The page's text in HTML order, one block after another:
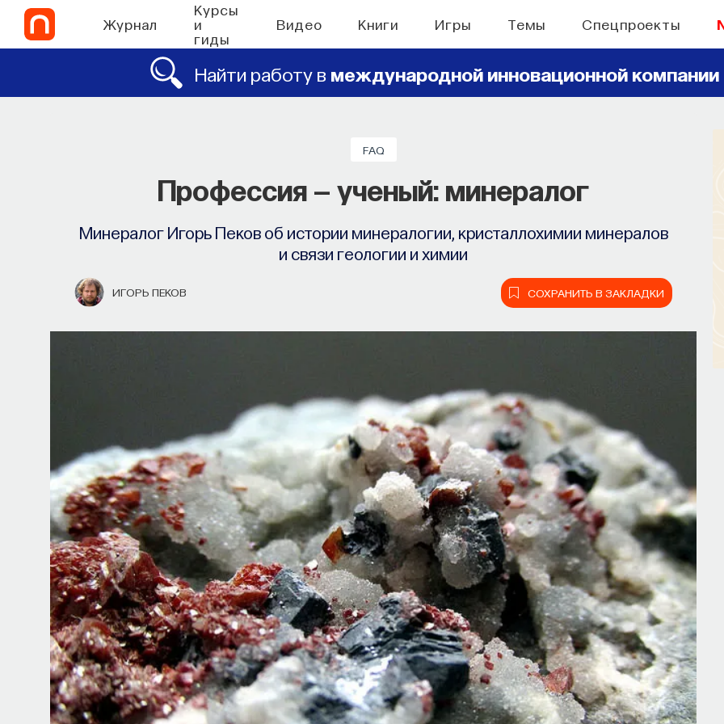
Журнал
Курсы
и
гиды
Видео Книги Игры Темы Спецпроекты
Найти работу в международной инновационной компании
FAQ
Профессия — ученый: минералог
Минералог Игорь Пеков об истории минералогии, кристаллохимии минералов
и связи геологии и химии
ИГОРЬ ПЕКОВ СОХРАНИТЬ В ЗАКЛАДКИ
Как философия помогает составлять собственное мнение о происходящем
в мире?
Как философия помогает составлять собственное мнение